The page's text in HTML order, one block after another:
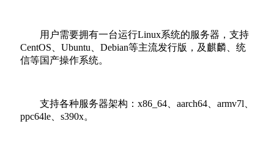
用户需要拥有一台运行Linux系统的服务器，支持
CentOS、Ubuntu、Debian等主流发行版，及麒麟、统
信等国产操作系统。
支持各种服务器架构：x86_64、aarch64、armv7l、
ppc64le、s390x。